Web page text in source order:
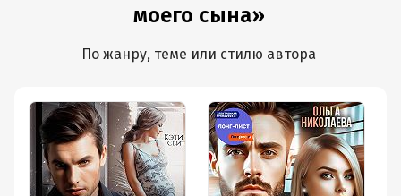
моего сына»
По жанру, теме или стилю автора